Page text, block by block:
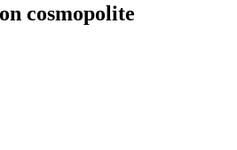
cosmopolite